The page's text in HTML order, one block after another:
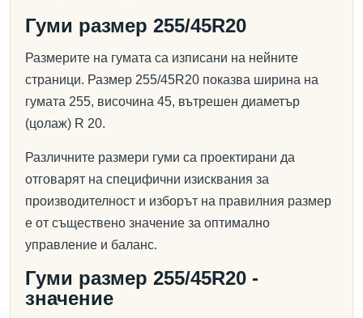
Гуми размер 255/45R20
Размерите на гумата са изписани на нейните
страници. Размер 255/45R20 показва ширина на
гумата 255, височина 45, вътрешен диаметър
(цолаж) R 20.
Различните размери гуми са проектирани да
отговарят на специфични изисквания за
производителност и изборът на правилния размер
е от съществено значение за оптимално
управление и баланс.
Гуми размер 255/45R20 -
значение